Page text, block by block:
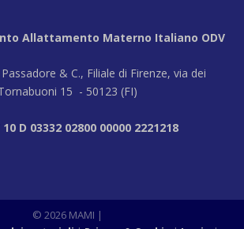
Allattamento Materno Italiano ODV
& C., Filiale di Firenze, via dei
15 - 50123 (FI)
10 D 03332 02800 00000 2221218
© 2026 MAMI |